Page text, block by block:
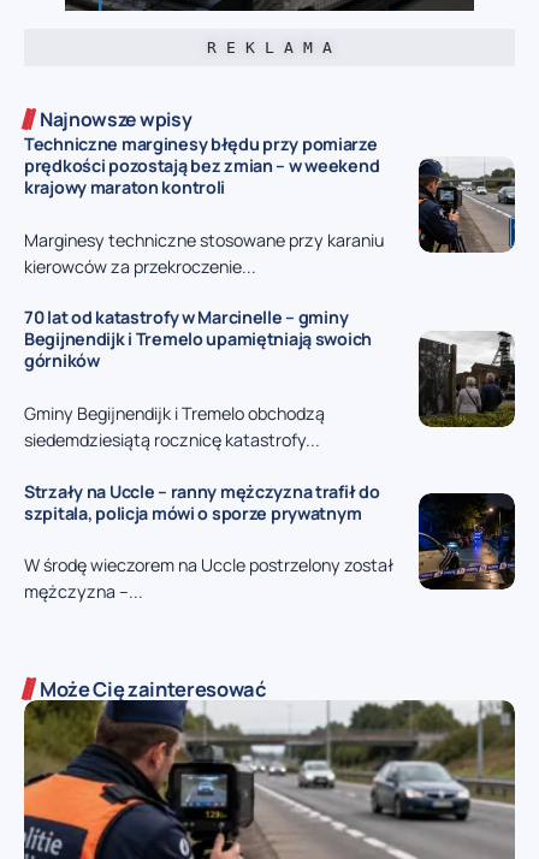
R E K L A M A
Najnowsze wpisy
Techniczne marginesy błędu przy pomiarze
prędkości pozostają bez zmian – w weekend
krajowy maraton kontroli
Marginesy techniczne stosowane przy karaniu
kierowców za przekroczenie...
70 lat od katastrofy w Marcinelle – gminy
Begijnendijk i Tremelo upamiętniają swoich
górników
Gminy Begijnendijk i Tremelo obchodzą
siedemdziesiątą rocznicę katastrofy...
Strzały na Uccle – ranny mężczyzna trafił do
szpitala, policja mówi o sporze prywatnym
W środę wieczorem na Uccle postrzelony został
mężczyzna –...
Może Cię zainteresować